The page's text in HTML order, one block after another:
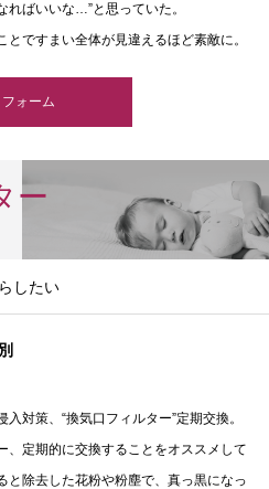
ればいいな…”と思っていた。
ですまい全体が見違えるほど素敵に。
フォーム
ー
したい
対策、“換気口フィルター”定期交換。
、定期的に交換することをオススメして
と除去した花粉や粉塵で、真っ黒になっ